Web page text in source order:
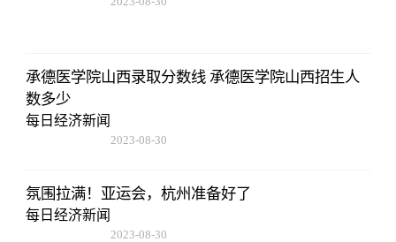
承德医学院山西录取分数线 承德医学院山西招生人
数多少
每日经济新闻
2023-08-30
氛围拉满！亚运会，杭州准备好了
每日经济新闻
2023-08-30